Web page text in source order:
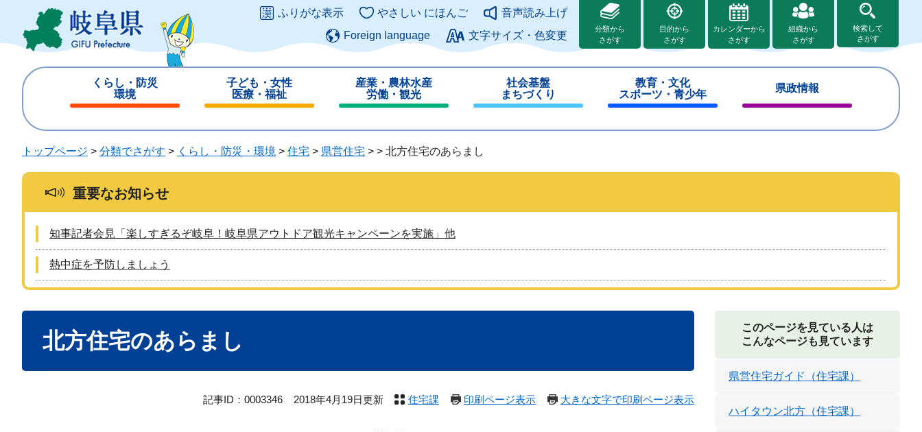
ジ
ュ
このページの本文へ
ふりがな表示 やさしい にほんご
音声読み上げ
Foreign language
文字サイズ・色変更
分類から
さがす
目的から
さがす
カレンダーから
さがす
組織から
さがす
検索して
さがす
くらし・防災
環境
じ
子ども・女性
医療・福祉
じ
産業・農林水産
労働・観光
じ
る
社会基盤
まちづくり
じ
る
教育・文化
スポーツ・青少年
じ
県政情報
じ
トップページ > 分類でさがす > くらし・防災・環境 > 住宅 > 県営住宅 > > 北方住宅のあらまし
重要なお知らせ
知事記者会見「楽しすぎるぞ岐阜！岐阜県アウトドア観光キャンペーンを実施」他
熱中症を予防しましょう
北方住宅のあらまし
記事ID：0003346 2018年4月19日更新 住宅課 印刷ページ表示 大きな文字で印刷ページ表示
このページを見ている人は
こんなページも見ています
県営住宅ガイド（住宅課）
ハイタウン北方（住宅課）